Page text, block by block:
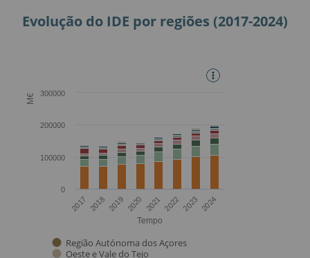
Evolução do IDE por regiões (2017-2024)